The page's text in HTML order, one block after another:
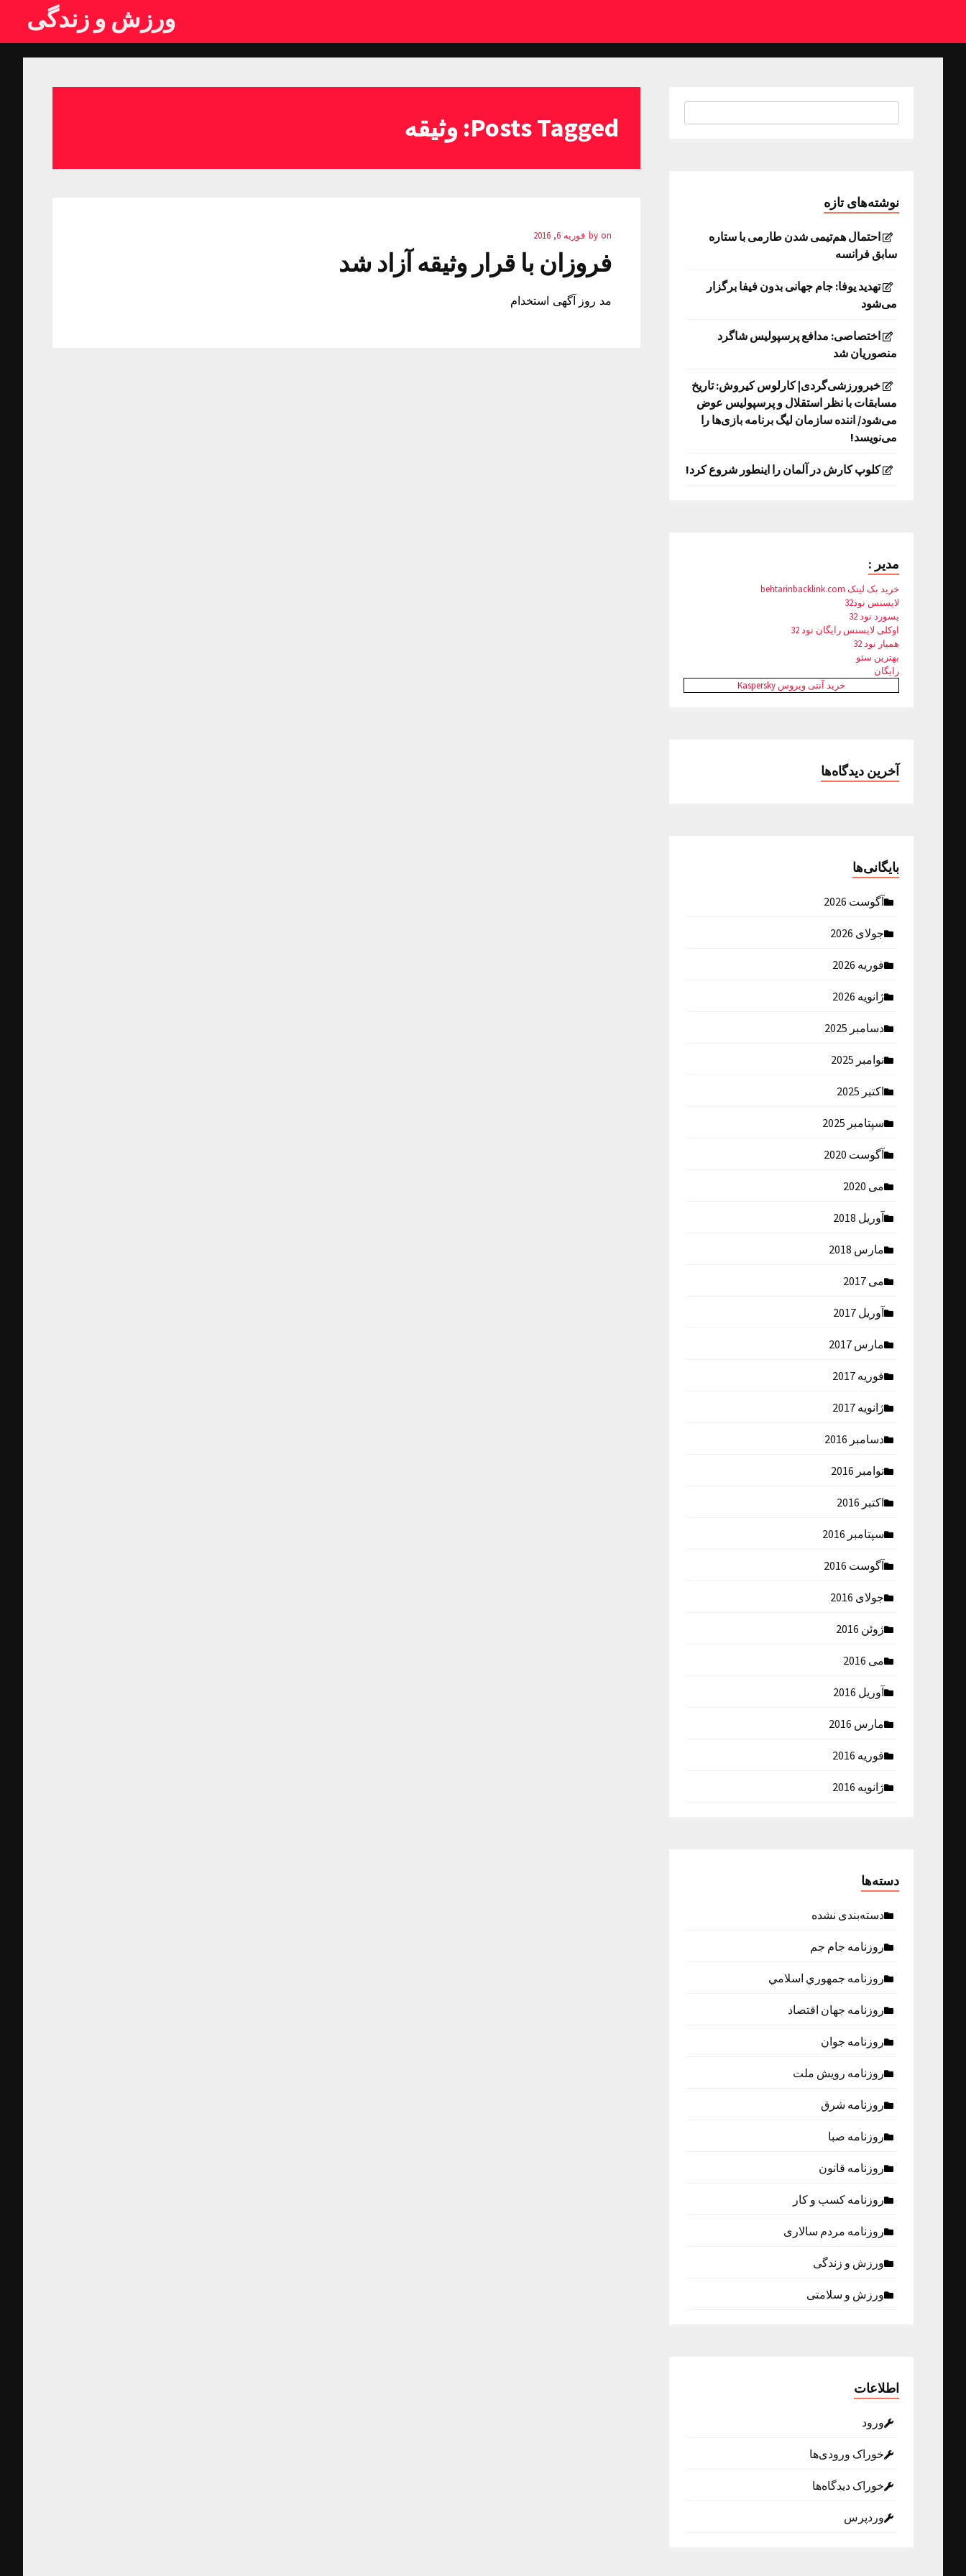
ورزش و زندگی
Posts Tagged: وثیقه
by on فوریه 6, 2016
فروزان با قرار وثیقه آزاد شد
مد روز آگهی استخدام
نوشته‌های تازه
احتمال هم‌تیمی شدن طارمی با ستاره
سابق فرانسه
تهدید یوفا: جام جهانی بدون فیفا برگزار
می‌شود
اختصاصی: مدافع پرسپولیس شاگرد
منصوریان شد
خبرورزشی‌گردی| کارلوس کیروش: تاریخ
مسابقات با نظر استقلال و پرسپولیس عوض
می‌شود/ اننده سازمان لیگ برنامه بازی‌ها را
می‌نویسد!
کلوپ کارش در آلمان را اینطور شروع کرد!
مدیر :
خرید بک لینک behtarinbacklink.com
لایسنس نود32
پسورد نود 32
اوکلی لایسنس رایگان نود 32
همیار نود 32
بهترین سئو
رایگان
خرید آنتی ویروس Kaspersky
آخرین دیدگاه‌ها
بایگانی‌ها
آگوست 2026
جولای 2026
فوریه 2026
ژانویه 2026
دسامبر 2025
نوامبر 2025
اکتبر 2025
سپتامبر 2025
آگوست 2020
می 2020
آوریل 2018
مارس 2018
می 2017
آوریل 2017
مارس 2017
فوریه 2017
ژانویه 2017
دسامبر 2016
نوامبر 2016
اکتبر 2016
سپتامبر 2016
آگوست 2016
جولای 2016
ژوئن 2016
می 2016
آوریل 2016
مارس 2016
فوریه 2016
ژانویه 2016
دسته‌ها
دسته‌بندی نشده
روزنامه جام جم
روزنامه جمهوري اسلامي
روزنامه جهان اقتصاد
روزنامه جوان
روزنامه رویش ملت
روزنامه شرق
روزنامه صبا
روزنامه قانون
روزنامه كسب و كار
روزنامه مردم سالاری
ورزش و زندگی
ورزش و سلامتی
اطلاعات
ورود
خوراک ورودی‌ها
خوراک دیدگاه‌ها
وردپرس